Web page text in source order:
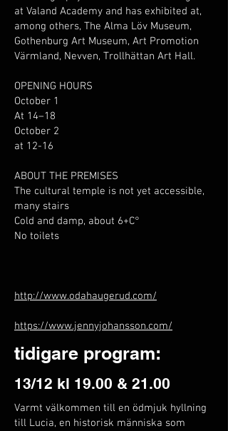
at Valand Academy and has exhibited at,
among others, The Alma Löv Museum,
Gothenburg Art Museum, Art Promotion
Värmland, Nevven, Trollhättan Art Hall.
OPENING HOURS
October 1
At 14–18
October 2
at 12-16
ABOUT THE PREMISES
The cultural temple is not yet accessible,
many stairs
Cold and damp, about 6+C°
No toilets
http://www.odahaugerud.com/
https://www.jennyjohansson.com/
tidigare program:
13/12 kl 19.00 & 21.00
Varmt välkommen till en ödmjuk hyllning
till Lucia, en historisk människa som